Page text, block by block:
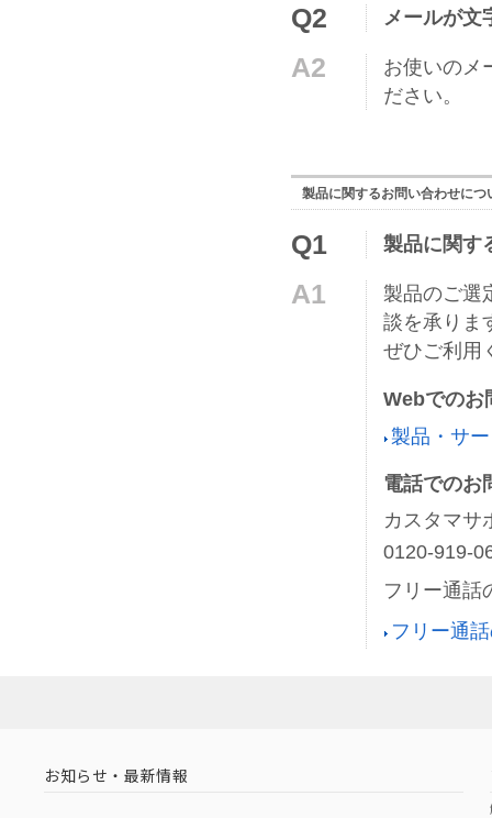
Q2 メールが文
A2
お使いのメ
ださい。
製品に関するお問い合わせにつ
Q1 製品に関す
A1
製品のご選
談を承りま
ぜひご利用
Webでのお
製品・サ
電話でのお
カスタマサ
0120-919-
フリー通話
フリー通
お知らせ・最新情報